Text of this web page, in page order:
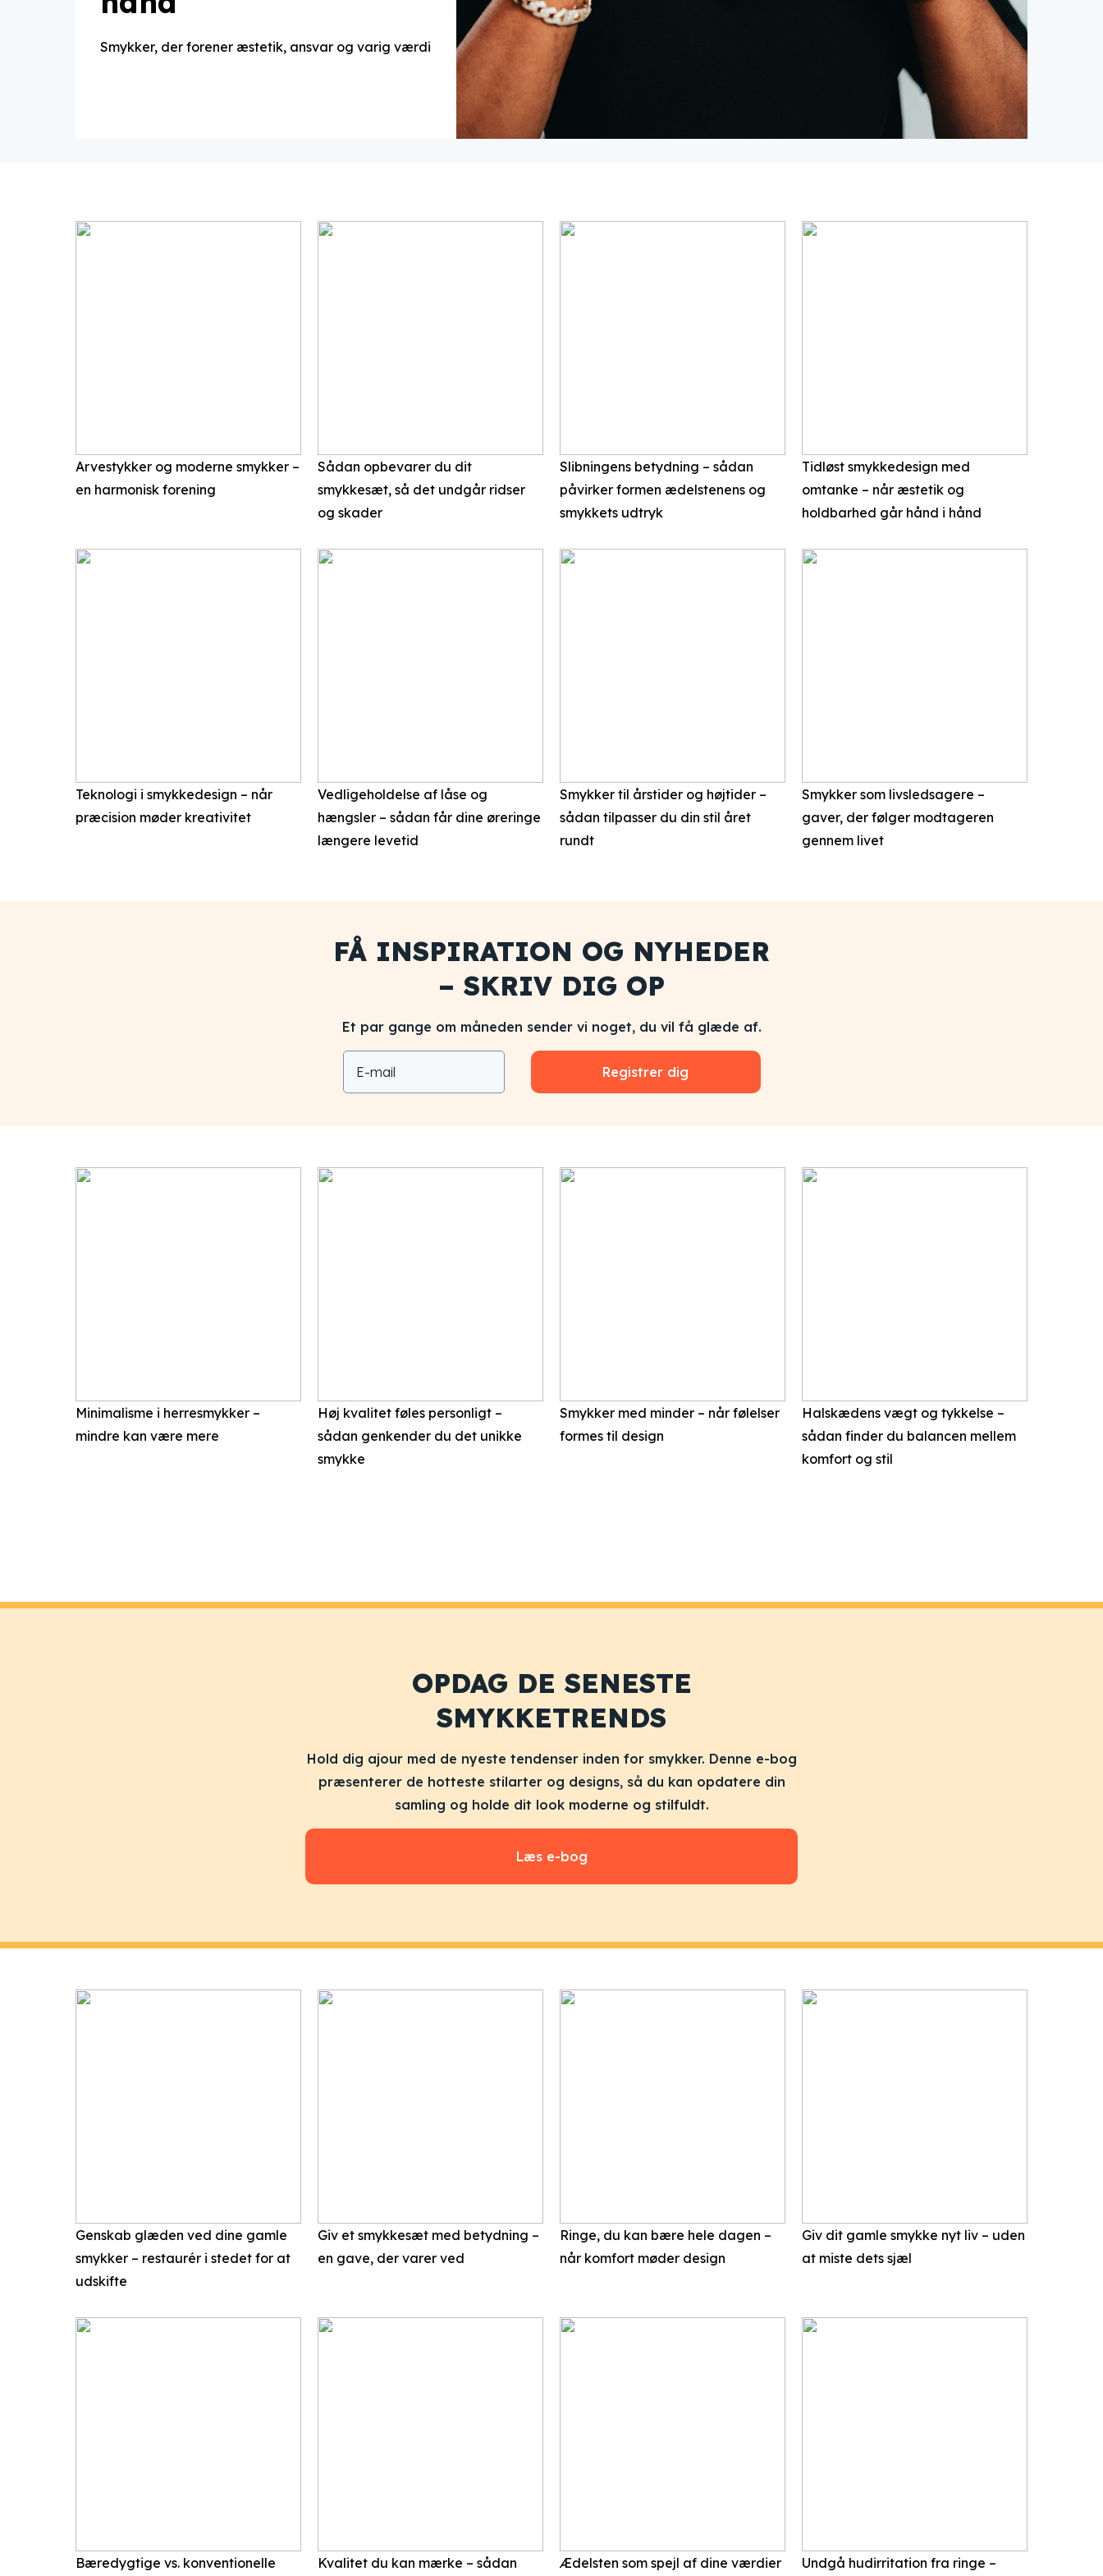
Smykker, der forener æstetik, ansvar og varig værdi
Arvestykker og moderne smykker –
en harmonisk forening
Sådan opbevarer du dit
smykkesæt, så det undgår ridser
og skader
Slibningens betydning – sådan
påvirker formen ædelstenens og
smykkets udtryk
Tidløst smykkedesign med
omtanke – når æstetik og
holdbarhed går hånd i hånd
Teknologi i smykkedesign – når
præcision møder kreativitet
Vedligeholdelse af låse og
hængsler – sådan får dine øreringe
længere levetid
Smykker til årstider og højtider –
sådan tilpasser du din stil året
rundt
Smykker som livsledsagere –
gaver, der følger modtageren
gennem livet
FÅ INSPIRATION OG NYHEDER
– SKRIV DIG OP
Et par gange om måneden sender vi noget, du vil få glæde af.
Registrer dig
Minimalisme i herresmykker –
mindre kan være mere
Høj kvalitet føles personligt –
sådan genkender du det unikke
smykke
Smykker med minder – når følelser
formes til design
Halskædens vægt og tykkelse –
sådan finder du balancen mellem
komfort og stil
OPDAG DE SENESTE
SMYKKETRENDS
Hold dig ajour med de nyeste tendenser inden for smykker. Denne e-bog
præsenterer de hotteste stilarter og designs, så du kan opdatere din
samling og holde dit look moderne og stilfuldt.
Læs e-bog
Genskab glæden ved dine gamle
smykker – restaurér i stedet for at
udskifte
Giv et smykkesæt med betydning –
en gave, der varer ved
Ringe, du kan bære hele dagen –
når komfort møder design
Giv dit gamle smykke nyt liv – uden
at miste dets sjæl
Bæredygtige vs. konventionelle Kvalitet du kan mærke – sådan Ædelsten som spejl af dine værdier Undgå hudirritation fra ringe –